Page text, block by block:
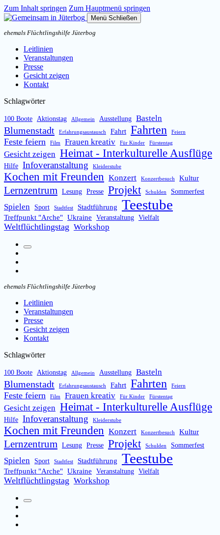
Zum Inhalt springen Zum Hauptmenü springen
Menü Schließen
ehemals Flüchtlingshilfe Jüterbog
Leitlinien
Veranstaltungen
Presse
Gesicht zeigen
Kontakt
Schlagwörter
100 Boote Aktionstag Allgemein Ausstellung Basteln
Blumenstadt Erfahrungsaustausch Fahrt Fahrten Feiern
Feste feiern Film Frauen kreativ Für Kinder Fürstentag
Gesicht zeigen Heimat - Interkulturelle Ausflüge
Hilfe Infoveranstaltung Kleiderstube
Kochen mit Freunden Konzert Konzertbesuch Kultur
Lernzentrum Lesung Presse Projekt Schulden Sommerfest
Spielen Sport Stadtfest Stadtführung Teestube
Treffpunkt "Arche" Ukraine Veranstaltung Vielfalt
Weltflüchtlingstag Workshop
Suchfeld
ehemals Flüchtlingshilfe Jüterbog
Leitlinien
Veranstaltungen
Presse
Gesicht zeigen
Kontakt
Schlagwörter
100 Boote Aktionstag Allgemein Ausstellung Basteln
Blumenstadt Erfahrungsaustausch Fahrt Fahrten Feiern
Feste feiern Film Frauen kreativ Für Kinder Fürstentag
Gesicht zeigen Heimat - Interkulturelle Ausflüge
Hilfe Infoveranstaltung Kleiderstube
Kochen mit Freunden Konzert Konzertbesuch Kultur
Lernzentrum Lesung Presse Projekt Schulden Sommerfest
Spielen Sport Stadtfest Stadtführung Teestube
Treffpunkt "Arche" Ukraine Veranstaltung Vielfalt
Weltflüchtlingstag Workshop
Suchfeld